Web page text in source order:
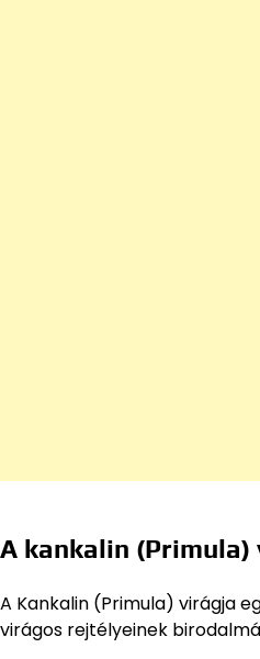
A kankalin (Primula)
A Kankalin (Primula) virágja
virágos rejtélyeinek